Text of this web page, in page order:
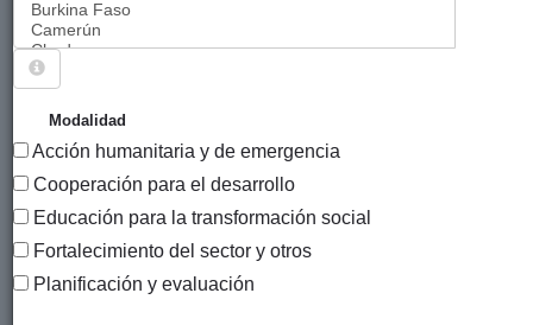
Modalidad
Acción humanitaria y de emergencia
Cooperación para el desarrollo
Educación para la transformación social
Fortalecimiento del sector y otros
Planificación y evaluación
PROYECTOS QUE TIENEN EL INSTRUMENTO
"AYUDAS DE EMERGENCIA Y ACCIONES
HUMANITARIAS (PRE)".
254 PROYECTOS
Entidad